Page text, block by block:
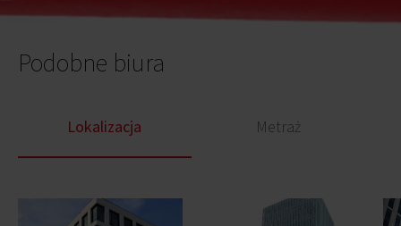
Podobne biura
Lokalizacja Metraż